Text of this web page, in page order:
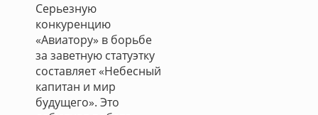
Серьезную
конкуренцию
«Авиатору» в борьбе
за заветную статуэтку
составляет «Небесный
капитан и мир
будущего». Это